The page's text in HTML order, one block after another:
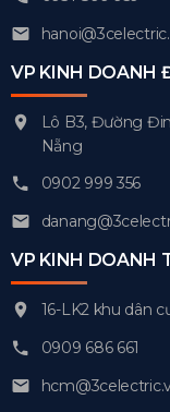
VP KINH DOANH
Lô B3, Đường
Nẵng
0902 999 356
VP KINH DOANH
16-LK2 khu dân
0909 686 661